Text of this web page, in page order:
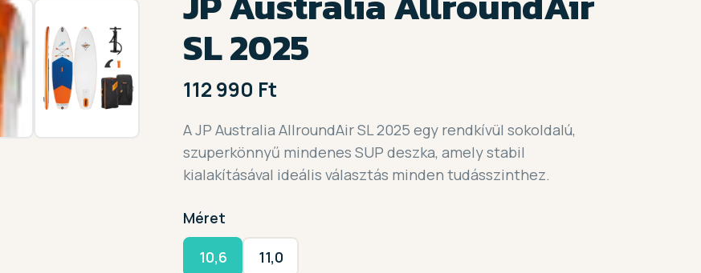
SL 2025
112 990 Ft
A JP Australia AllroundAir SL 2025 egy rendkívül sokoldalú,
szuperkönnyű mindenes SUP deszka, amely stabil
kialakításával ideális választás minden tudásszinthez.
Méret
10,6 11,0